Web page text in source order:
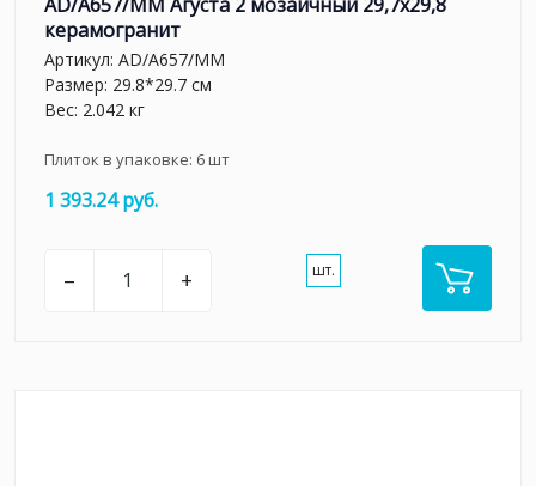
керамогранит
Артикул: AD/A657/MM
Размер: 29.8*29.7 см
Вес: 2.042 кг
Плиток в упаковке: 6шт
1 393.24 руб.
– + шт.